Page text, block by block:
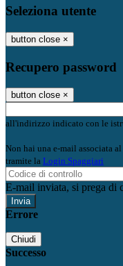
Seleziona utente
button close ×
Recupero password
button close ×
all'indirizzo indicato con le
Non hai una e-mail associata
tramite la Login Spaggiari
E-mail inviata, si prega di
Errore
Chiudi
Successo